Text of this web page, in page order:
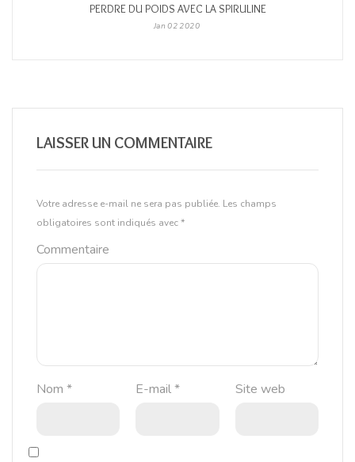
PERDRE DU POIDS AVEC LA SPIRULINE
Jan 022020
LAISSER UN COMMENTAIRE
Votre adresse e-mail ne sera pas publiée. Les champs
obligatoires sont indiqués avec*
Commentaire
Nom * E-mail* Site web